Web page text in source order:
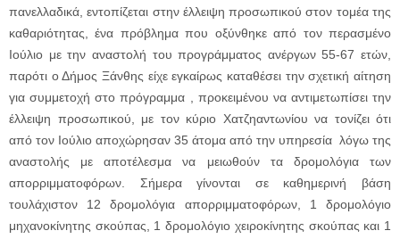
πανελλαδικά, εντοπίζεται στην έλλειψη προσωπικού στον τομέα της
καθαριότητας, ένα πρόβλημα που οξύνθηκε από τον περασμένο
Ιούλιο με την αναστολή του προγράμματος ανέργων 55-67 ετών,
παρότι ο Δήμος Ξάνθης είχε εγκαίρως καταθέσει την σχετική αίτηση
για συμμετοχή στο πρόγραμμα , προκειμένου να αντιμετωπίσει την
έλλειψη προσωπικού, με τον κύριο Χατζηαντωνίου να τονίζει ότι
από τον Ιούλιο αποχώρησαν 35 άτομα από την υπηρεσία λόγω της
αναστολής με αποτέλεσμα να μειωθούν τα δρομολόγια των
απορριμματοφόρων. Σήμερα γίνονται σε καθημερινή βάση
τουλάχιστον 12 δρομολόγια απορριμματοφόρων, 1 δρομολόγιο
μηχανοκίνητης σκούπας, 1 δρομολόγιο χειροκίνητης σκούπας και 1